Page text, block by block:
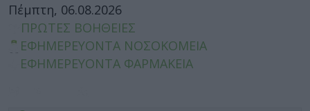
Πέμπτη, 06.08.2026
ΠΡΩΤΕΣ ΒΟΗΘΕΙΕΣ
ΕΦΗΜΕΡΕΥΟΝΤΑ ΝΟΣΟΚΟΜΕΙΑ
ΕΦΗΜΕΡΕΥΟΝΤΑ ΦΑΡΜΑΚΕΙΑ